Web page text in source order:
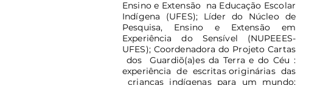
Ensino e Extensão na Educação Escolar
Indígena (UFES); Líder do Núcleo de
Pesquisa, Ensino e Extensão em
Experiência do Sensível (NUPEEES-
UFES); Coordenadora do Projeto Cartas
dos Guardiõ(a)es da Terra e do Céu :
experiência de escritas originárias das
crianças indígenas para um mundo;